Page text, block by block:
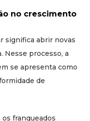
no crescimento
significa abrir novas
Nesse processo, a
se apresenta como
de
franqueados